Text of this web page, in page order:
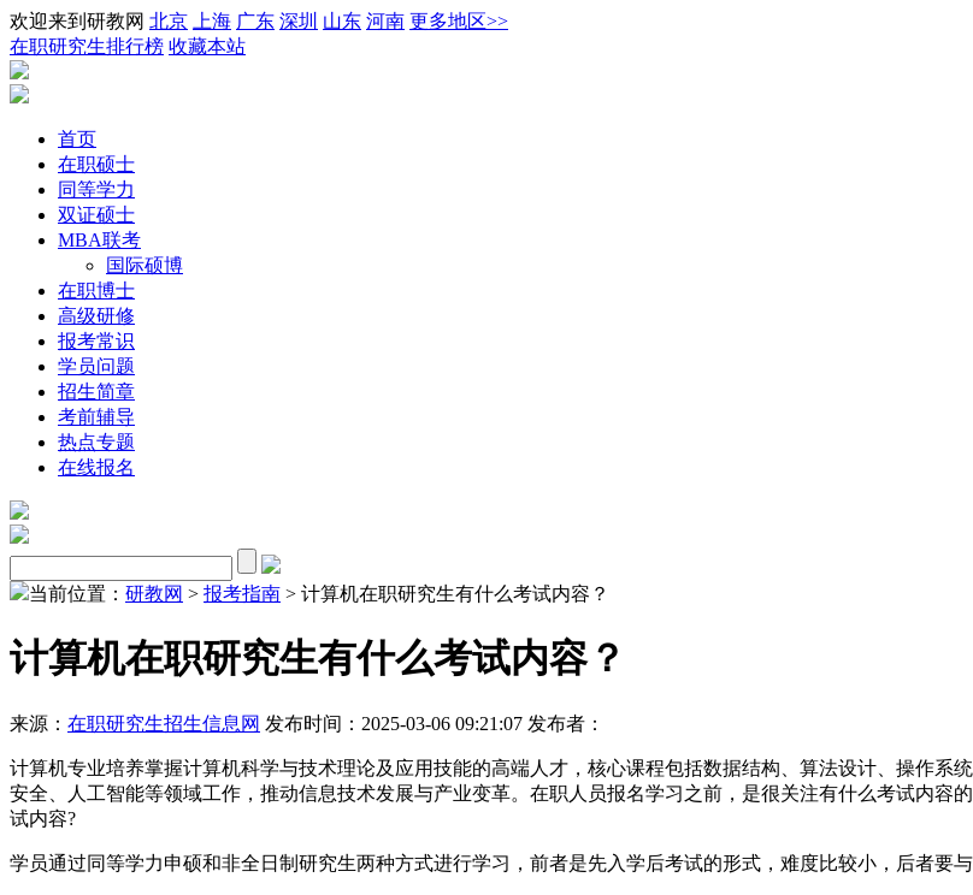
欢迎来到研教网 北京 上海 广东 深圳 山东 河南 更多地区>>
在职研究生排行榜 收藏本站
首页
在职硕士
同等学力
双证硕士
MBA联考
国际硕博
在职博士
高级研修
报考常识
学员问题
招生简章
考前辅导
热点专题
在线报名
当前位置： 研教网 > 报考指南 > 计算机在职研究生有什么考试内容？
计算机在职研究生有什么考试内容？
来源： 在职研究生招生信息网 发布时间：2025-03-06 09:21:07 发布者：
计算机专业培养掌握计算机科学与技术理论及应用技能的高端人才，核心课程包括数据结构、算法设计、操作系
安全、人工智能等领域工作，推动信息技术发展与产业变革。在职人员报名学习之前，是很关注有什么考试内容
试内容?
学员通过同等学力申硕和非全日制研究生两种方式进行学习，前者是先入学后考试的形式，难度比较小，后者要